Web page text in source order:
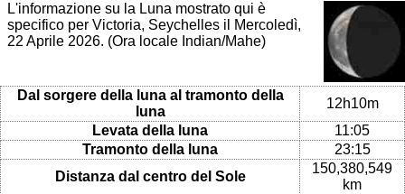
L'informazione su la Luna mostrato qui è
specifico per Victoria, Seychelles il Mercoledì,
22 Aprile 2026. (Ora locale Indian/Mahe)
Dal sorgere della luna al tramonto della
luna
12h10m
Levata della luna
11:05
Tramonto della luna
23:15
Distanza dal centro del Sole
150,380,549
km